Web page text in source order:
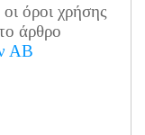
όροι χρήσης
άρθρο
ΑΒ